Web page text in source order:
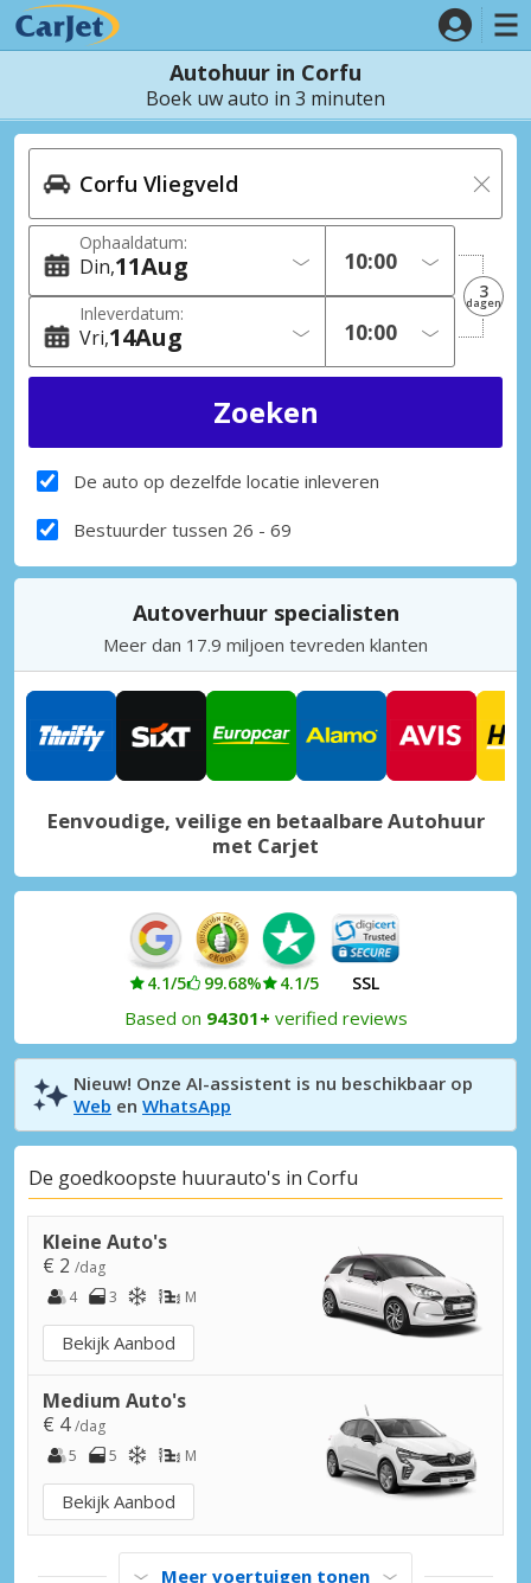
Autohuur in Corfu
Boek uw auto in 3 minuten
Ophaaldatum:
Din 11Aug
Inleverdatum:
Vri 14Aug
3
dagen
De auto op dezelfde locatie inleveren
Bestuurder tussen 26 - 69
Autoverhuur specialisten
Meer dan 17.9 miljoen tevreden klanten
Eenvoudige, veilige en betaalbare Autohuur
met Carjet
4.1/5 99.68% 4.1/5 SSL
Based on 94301+ verified reviews
Nieuw! Onze AI-assistent is nu beschikbaar op
Web en WhatsApp
De goedkoopste huurauto's in Corfu
Kleine Auto's
€ 2 /dag
4
3 M
Bekijk Aanbod
Medium Auto's
€ 4/dag
5
5 M
Bekijk Aanbod
Meer voertuigen tonen